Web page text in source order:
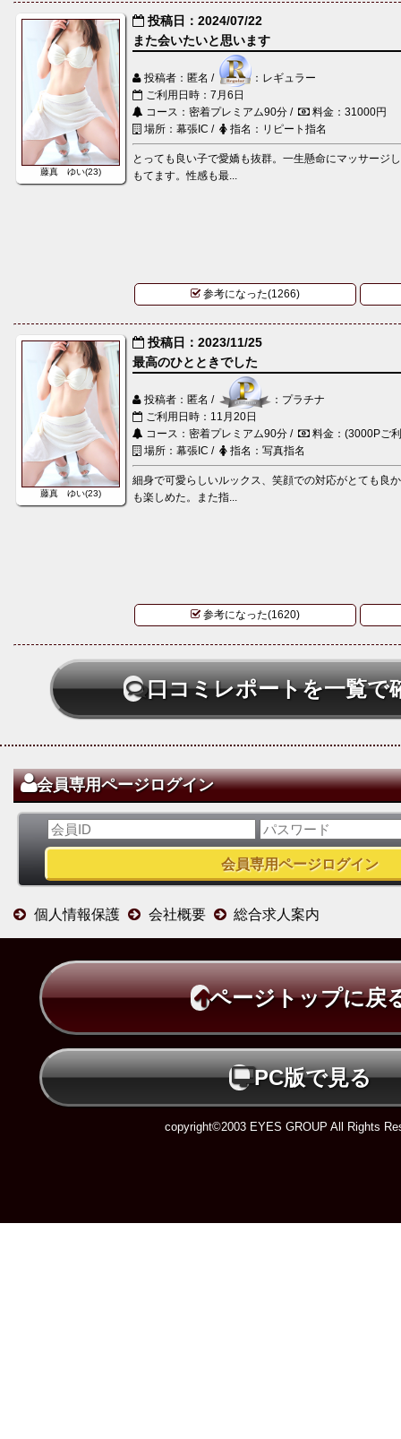
藤真 ゆい(23)
投稿日：2024/07/22
また会いたいと思います
投稿者：匿名 /
：レギュラー
ご利用日時：7月6日
コース：密着プレミアム90分 /
料金：31000円
場所：幕張IC /
指名：リピート指名
とっても良い子で愛嬌も抜群。一生懸命にマッサージ
もてます。性感も最...
参考になった(1266)
藤真 ゆい(23)
投稿日：2023/11/25
最高のひとときでした
投稿者：匿名 /
：プラチナ
ご利用日時：11月20日
コース：密着プレミアム90分 /
料金：(3000Pご
場所：幕張IC /
指名：写真指名
細身で可愛らしいルックス、笑顔での対応がとても良
も楽しめた。また指...
参考になった(1620)
口コミレポートを一覧で
会員専用ページログイン
個人情報保護 会社概要 総合求人案内
ページトップに戻
PC版で見る
copyright©2003 EYES GROUP All Rights